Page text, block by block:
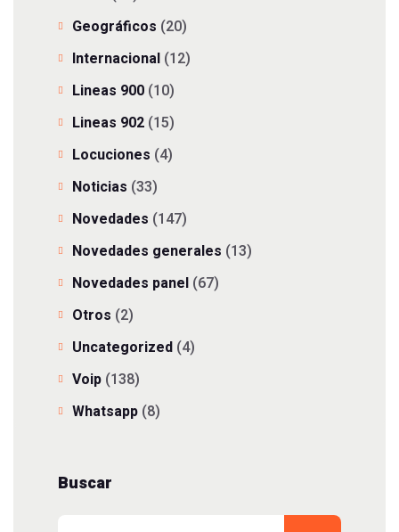
Geográficos (20)
Internacional (12)
Lineas 900 (10)
Lineas 902 (15)
Locuciones (4)
Noticias (33)
Novedades (147)
Novedades generales (13)
Novedades panel (67)
Otros (2)
Uncategorized (4)
Voip (138)
Whatsapp (8)
Buscar